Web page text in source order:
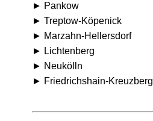
► Pankow
► Treptow-Köpenick
► Marzahn-Hellersdorf
► Lichtenberg
► Neukölln
► Friedrichshain-Kreuzberg